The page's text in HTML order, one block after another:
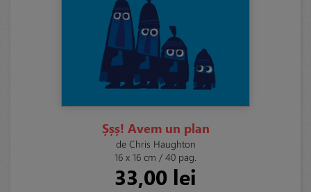
Șșș! Avem un plan
de Chris Haughton
16 x 16 cm / 40 pag.
33,00 lei